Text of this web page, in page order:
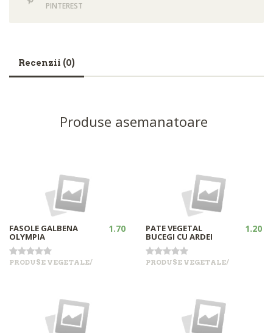
PINTEREST
Recenzii (0)
Produse asemanatoare
FASOLE GALBENA
OLYMPIA
1.70
PRODUSE VEGETALE/
PATE VEGETAL
BUCEGI CU ARDEI
1.20
PRODUSE VEGETALE/